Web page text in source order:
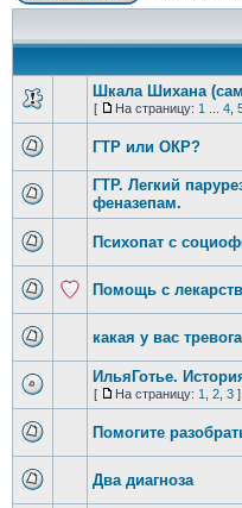
Шкала Шихана
[ На страницу: 1 4,
ГТР или ОКР?
ГТР. Легкий
феназепам.
Психопат с
Помощь с
какая у вас тревога
ИльяГотье.
[ На страницу: 1 2, 3]
Помогите
Два диагноза